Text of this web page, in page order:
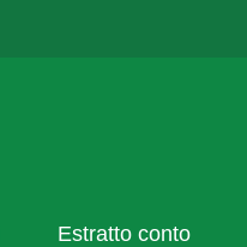
Estratto conto